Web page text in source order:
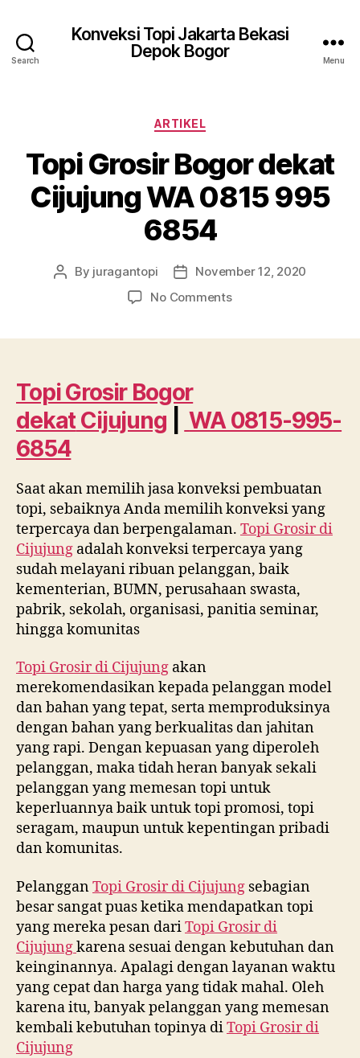
Search
Konveksi Topi Jakarta Bekasi
Depok Bogor
Menu
Categories
ARTIKEL
Topi Grosir Bogor dekat
Cijujung WA 0815 995
6854
Post
By juragantopi
PostNovember 12, 2020
No Commentson
0815
Topi Grosir Bogor
dekat Cijujung
WA 0815-995-
6854
Saat akan memilih jasa konveksi pembuatan
topi, sebaiknya Anda memilih konveksi yang
terpercaya dan berpengalaman. Topi Grosir di
Cijujung adalah konveksi terpercaya yang
sudah melayani ribuan pelanggan, baik
kementerian, BUMN, perusahaan swasta,
pabrik, sekolah, organisasi, panitia seminar,
hingga komunitas
Topi Grosir di Cijujung akan
merekomendasikan kepada pelanggan model
dan bahan yang tepat, serta memproduksinya
dengan bahan yang berkualitas dan jahitan
yang rapi. Dengan kepuasan yang diperoleh
pelanggan, maka tidah heran banyak sekali
pelanggan yang memesan topi untuk
keperluannya baik untuk topi promosi, topi
seragam, maupun untuk kepentingan pribadi
dan komunitas.
PelangganTopi Grosir di Cijujung sebagian
besar sangat puas ketika mendapatkan topi
yang mereka pesan dariTopi Grosir di
Cijujungkarena sesuai dengan kebutuhan dan
keinginannya. Apalagi dengan layanan waktu
yang cepat dan harga yang tidak mahal. Oleh
karena itu, banyak pelanggan yang memesan
kembali kebutuhan topinya diTopi Grosir di
Cijujung